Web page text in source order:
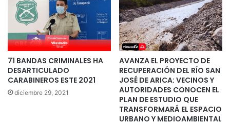
71 BANDAS CRIMINALES HA
DESARTICULADO
CARABINEROS ESTE 2021
diciembre 29, 2021
AVANZA EL PROYECTO DE
RECUPERACIÓN DEL RÍO SAN
JOSÉ DE ARICA: VECINOS Y
AUTORIDADES CONOCEN EL
PLAN DE ESTUDIO QUE
TRANSFORMARÁ EL ESPACIO
URBANO Y MEDIOAMBIENTAL